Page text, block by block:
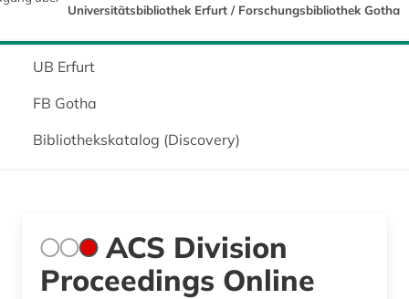
Universitätsbibliothek Erfurt / Forschungsbibliothek Gotha
UB Erfurt
FB Gotha
Bibliothekskatalog (Discovery)
ACS Division
Proceedings Online